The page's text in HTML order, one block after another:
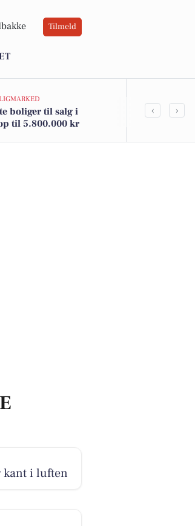
Tilmeld
boliger til salg i
til 5.800.000 kr
Azaleavej
‹ ›
kant i luften